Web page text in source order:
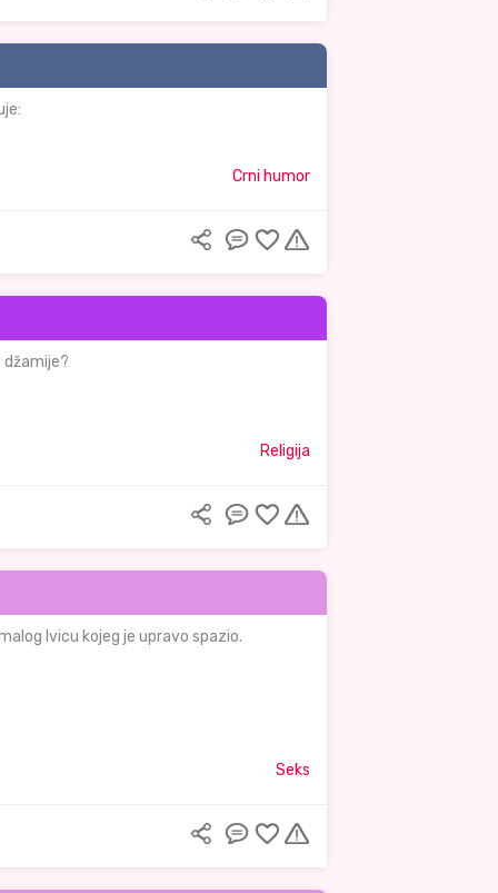
Crni humor
Religija
Ivicu kojeg je upravo spazio.
Seks